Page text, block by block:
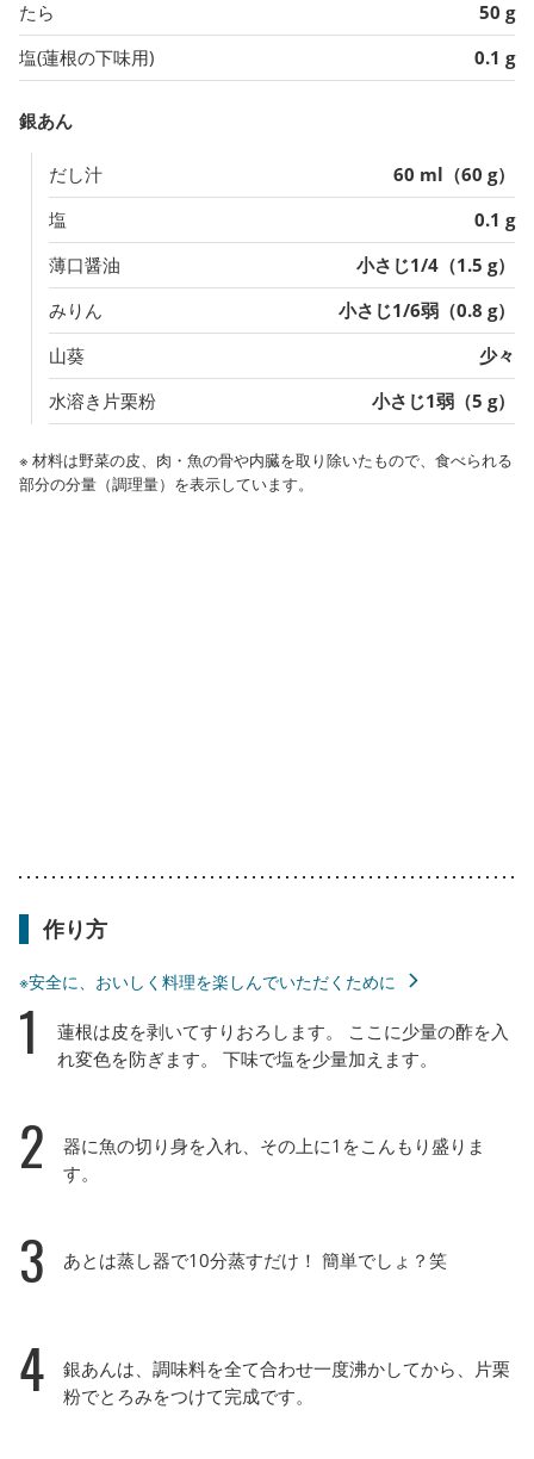
たら
50 g
塩(蓮根の下味用)
0.1 g
銀あん
だし汁
60 ml（60 g）
塩
0.1 g
薄口醤油
小さじ1/4（1.5 g）
みりん
小さじ1/6弱（0.8 g）
山葵
少々
水溶き片栗粉
小さじ1弱（5 g）
※ 材料は野菜の皮、肉・魚の骨や内臓を取り除いたもので、食べられる
部分の分量（調理量）を表示しています。
作り方
※安全に、おいしく料理を楽しんでいただくために
1
蓮根は皮を剥いてすりおろします。 ここに少量の酢を入
れ変色を防ぎます。 下味で塩を少量加えます。
2
器に魚の切り身を入れ、その上に1をこんもり盛りま
す。
3 あとは蒸し器で10分蒸すだけ！ 簡単でしょ？笑
4
銀あんは、調味料を全て合わせ一度沸かしてから、片栗
粉でとろみをつけて完成です。